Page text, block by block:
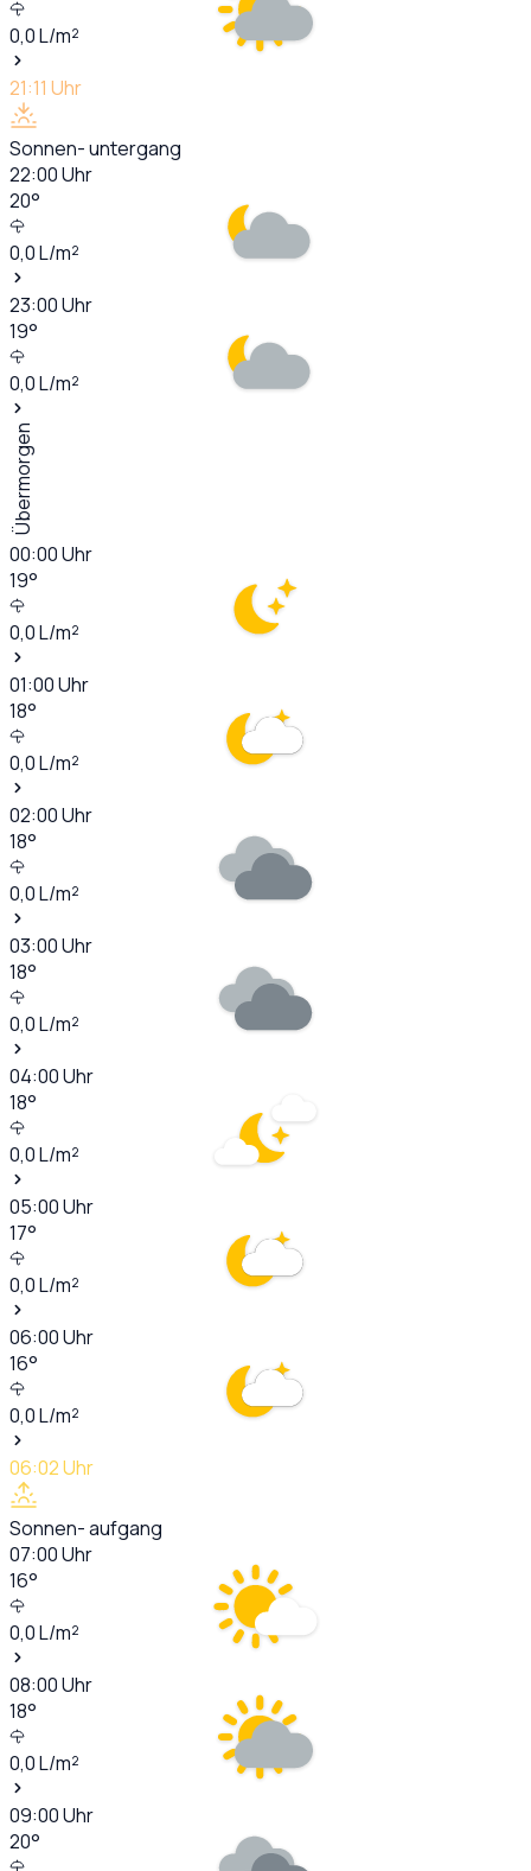
0,0L/m²
21:11 Uhr
Sonnen- untergang
22:00Uhr
20°
0,0L/m²
23:00Uhr
19°
0,0L/m²
Übermorgen
00:00Uhr
19°
0,0L/m²
01:00Uhr
18°
0,0L/m²
02:00Uhr
18°
0,0L/m²
03:00Uhr
18°
0,0L/m²
04:00Uhr
18°
0,0L/m²
05:00Uhr
17°
0,0L/m²
06:00Uhr
16°
0,0L/m²
06:02Uhr
Sonnen- aufgang
07:00Uhr
16°
0,0L/m²
08:00Uhr
18°
0,0L/m²
09:00Uhr
20°